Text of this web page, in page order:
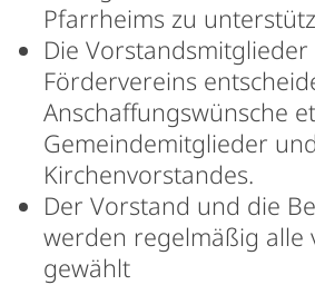
Pfarrheims zu
Die Vorstandsmitglieder
Fördervereins
Anschaffungswünsche
Gemeindemitglieder
Kirchenvorstandes.
Der Vorstand und die
werden regelmäßig alle
gewählt